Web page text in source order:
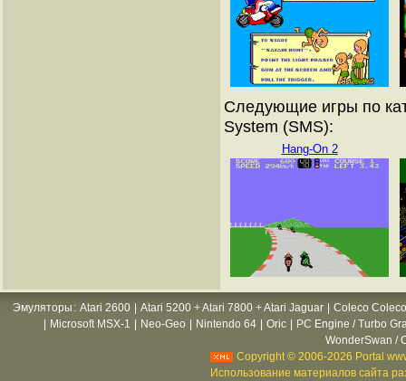
Следующие игры по
System (SMS):
Hang-On 2
Эмуляторы : Atari 2600 Atari 5200 + Atari 7800 + Atari Jaguar
Coleco
Microsoft MSX-1 Neo-Geo Nintendo 64 Oric
PC Engine / Turbo
WonderSwan /
Copyright © 2006-2026 Portal
Использование материалов сайта